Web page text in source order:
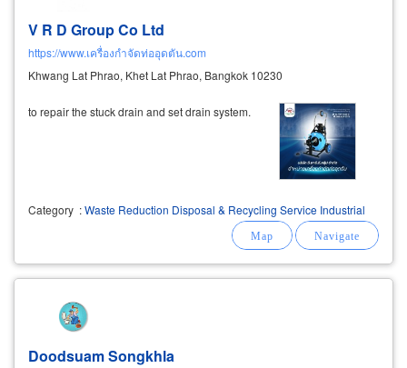
V R D Group Co Ltd
https://www.เครื่องกำจัดท่ออุดตัน.com
Khwang Lat Phrao, Khet Lat Phrao, Bangkok 10230
to repair the stuck drain and set drain system.
Category :Waste Reduction Disposal & Recycling Service Industrial
Doodsuam Songkhla